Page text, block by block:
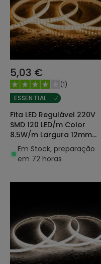
5,03 €
(1)
ESSENTIAL
Fita LED Regulável 220V
SMD 120 LED/m Color
8.5W/m Largura 12mm
Corte 20cm IP65 à
Em Stock, preparação
em 72 horas